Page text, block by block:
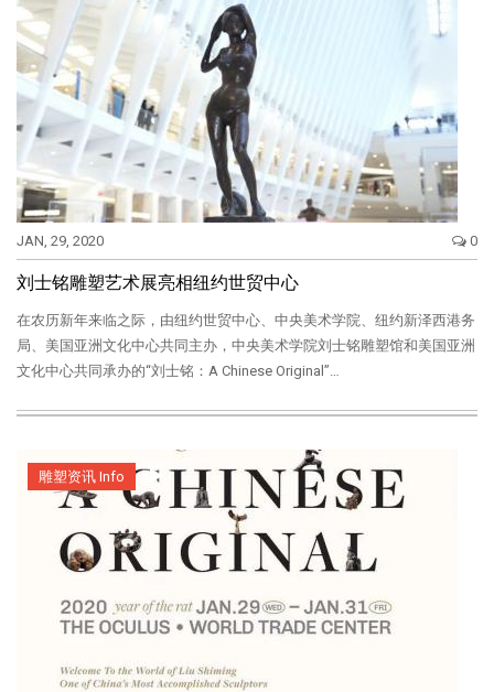
JAN, 29, 2020 0
刘士铭雕塑艺术展亮相纽约世贸中心
在农历新年来临之际，由纽约世贸中心、中央美术学院、纽约新泽西港务
局、美国亚洲文化中心共同主办，中央美术学院刘士铭雕塑馆和美国亚洲
文化中心共同承办的“刘士铭：A Chinese Original”…
雕塑资讯 Info